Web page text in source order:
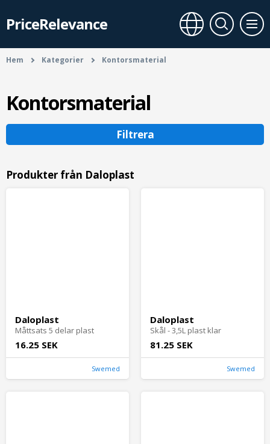
PriceRelevance
Hem Kategorier Kontorsmaterial
Kontorsmaterial
Filtrera
Produkter från Daloplast
Daloplast
Måttsats 5 delar plast
16.25 SEK
Swemed
Daloplast
Skål - 3,5L plast klar
81.25 SEK
Swemed